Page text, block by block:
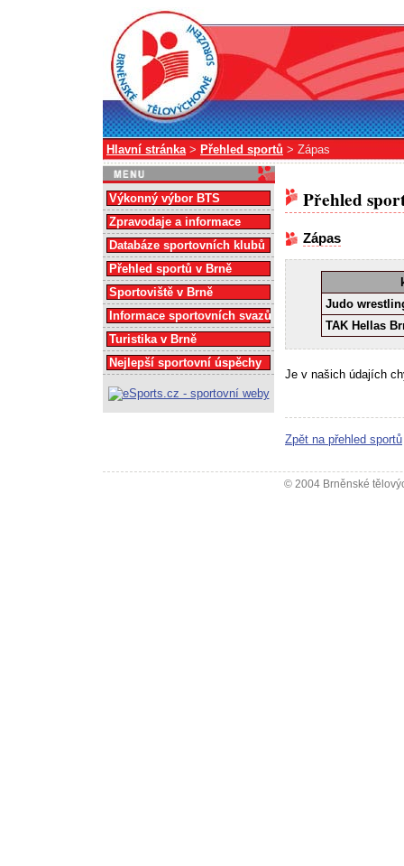
Hlavní stránka> Přehled sportů > Zápas
Přehled
Zápas
Judo
TAK Hellas
Je v našich údajích
Zpět na přehled sportů
Výkonný výbor BTS
Zpravodaje a informace
Databáze sportovních klubů
Přehled sportů v Brně
Sportoviště v Brně
Informace sportovních svazů
Turistika v Brně
Nejlepší sportovní úspěchy
© 2004 Brněnské